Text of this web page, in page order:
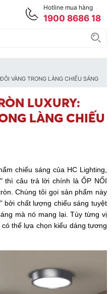
Hotline mua hàng
1900 8686 18
VÀNG TRONG LÀNG CHIẾU SÁNG
LUXURY:
LÀNG CHIẾU
chiếu sáng của HC Lighting,
thì câu trả lời chính là ỐP NỔI
Chúng tôi gọi sản phẩm này
bởi chất lượng chiếu sáng tuyệt
mà nó mang lại. Tùy từng vị
thể lựa chọn kiểu dáng tương